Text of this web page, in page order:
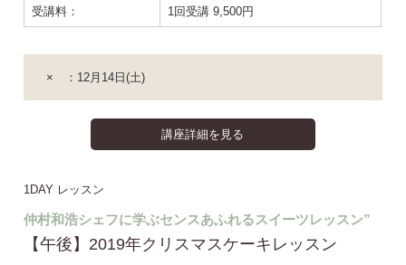
受講料： 1回受講 9,500円
× ：12月14日(土)
講座詳細を見る
1DAY レッスン
仲村和浩シェフに学ぶセンスあふれるスイーツレッスン”
【午後】2019年クリスマスケーキレッスン